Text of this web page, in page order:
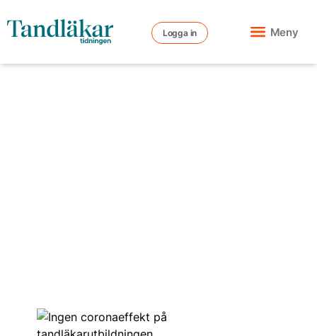
Logga in Meny